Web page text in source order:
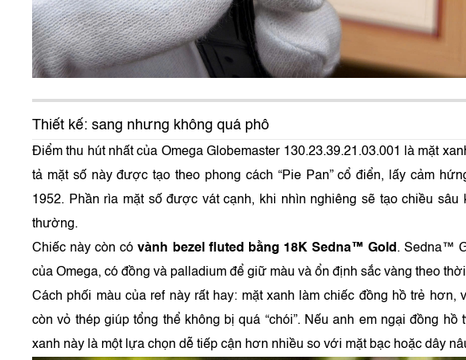
Thiết kế: sang nhưng không quá phô
Điểm thu hút nhất của Omega Globemaster 130.23.39.21.03.001 là mặt
tả mặt số này được tạo theo phong cách “Pie Pan” cổ điển, lấy cảm
1952. Phần rìa mặt số được vát cạnh, khi nhìn nghiêng sẽ tạo chiều sâu
thường.
Chiếc này còn cóvành bezel fluted bằng 18K Sedna™ Gold . Sedna™
của Omega, có đồng và palladium để giữ màu và ổn định sắc vàng theo
Cách phối màu của ref này rất hay: mặt xanh làm chiếc đồng hồ trẻ hơn,
còn vỏ thép giúp tổng thể không bị quá “chói”. Nếu anh em ngại đồng
xanh này là một lựa chọn dễ tiếp cận hơn nhiều so với mặt bạc hoặc dây